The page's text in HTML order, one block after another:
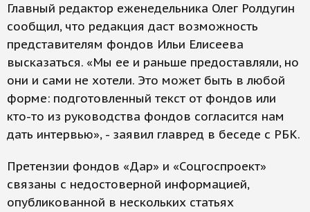
Главный редактор еженедельника Олег Ролдугин
сообщил, что редакция даст возможность
представителям фондов Ильи Елисеева
высказаться. «Мы ее и раньше предоставляли, но
они и сами не хотели. Это может быть в любой
форме: подготовленный текст от фондов или
кто-то из руководства фондов согласится нам
дать интервью», - заявил главред в беседе с РБК.
Претензии фондов «Дар» и «Соцгоспроект»
связаны с недостоверной информацией,
опубликованной в нескольких статьях